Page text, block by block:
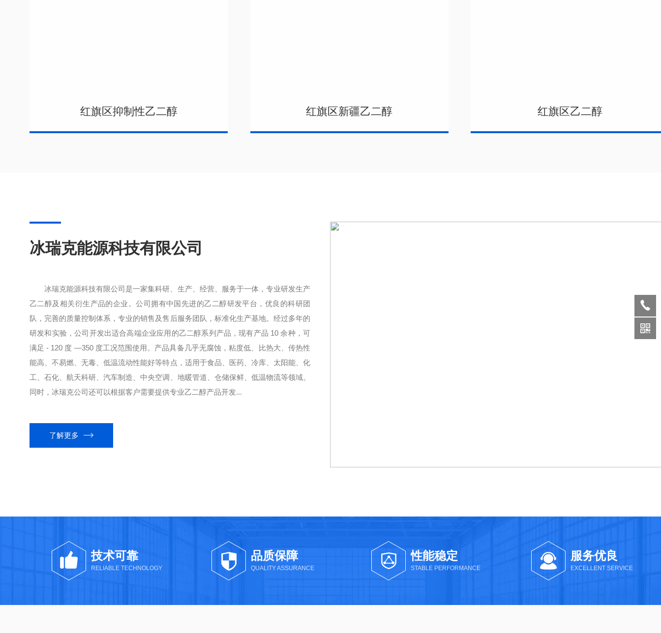
红旗区抑制性乙二醇 红旗区新疆乙二醇 红旗区乙二醇
冰瑞克能源科技有限公司
冰瑞克能源科技有限公司是一家集科研、生产、经营、服务于一体，专业研发生产
乙二醇及相关衍生产品的企业。公司拥有中国先进的乙二醇研发平台，优良的科研团
队，完善的质量控制体系，专业的销售及售后服务团队，标准化生产基地。经过多年的
研发和实验，公司开发出适合高端企业应用的乙二醇系列产品，现有产品 10 余种，可
满足 - 120 度 —350 度工况范围使用。产品具备几乎无腐蚀，粘度低、比热大、传热性
能高、不易燃、无毒、低温流动性能好等特点，适用于食品、医药、冷库、太阳能、化
工、石化、航天科研、汽车制造、中央空调、地暖管道、仓储保鲜、低温物流等领域。
同时，冰瑞克公司还可以根据客户需要提供专业乙二醇产品开发...
了解更多
技术可靠
RELIABLE TECHNOLOGY
品质保障
QUALITY ASSURANCE
性能稳定
STABLE PERFORMANCE
服务优良
EXCELLENT SERVICE